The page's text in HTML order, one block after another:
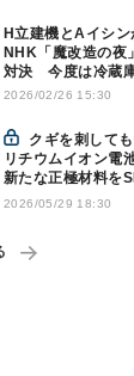
H立建機とAイシン
NHK「魔改造の夜
対決 今度は冷蔵
パンでサッカー
2026/02/26 15:30
リチウムイオン電
新たな正極材料を
2026/05/29 18:30